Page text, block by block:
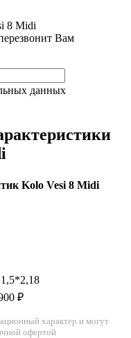
8 Midi
Вам
данных
Kolo Vesi 8 Midi
₽
характер и могут
офертой